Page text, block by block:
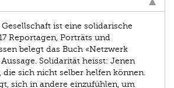
ist eine solidarische
Reportagen, Porträts und
belegt das Buch «Netzwerk
Solidarität heisst: Jenen
die sich nicht selber helfen können.
sich in andere einzufühlen, um